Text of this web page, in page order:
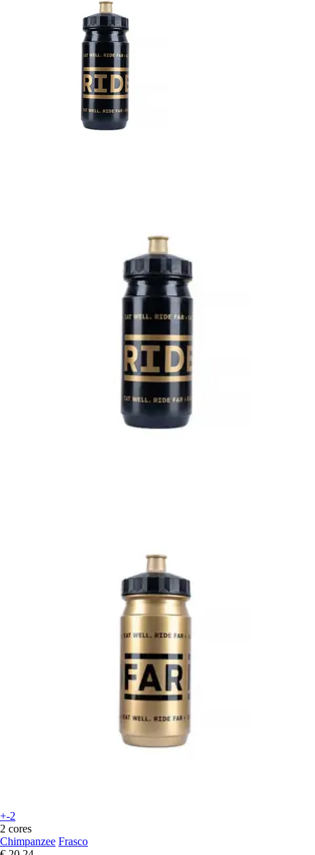
+-2
2 cores
Chimpanzee Frasco